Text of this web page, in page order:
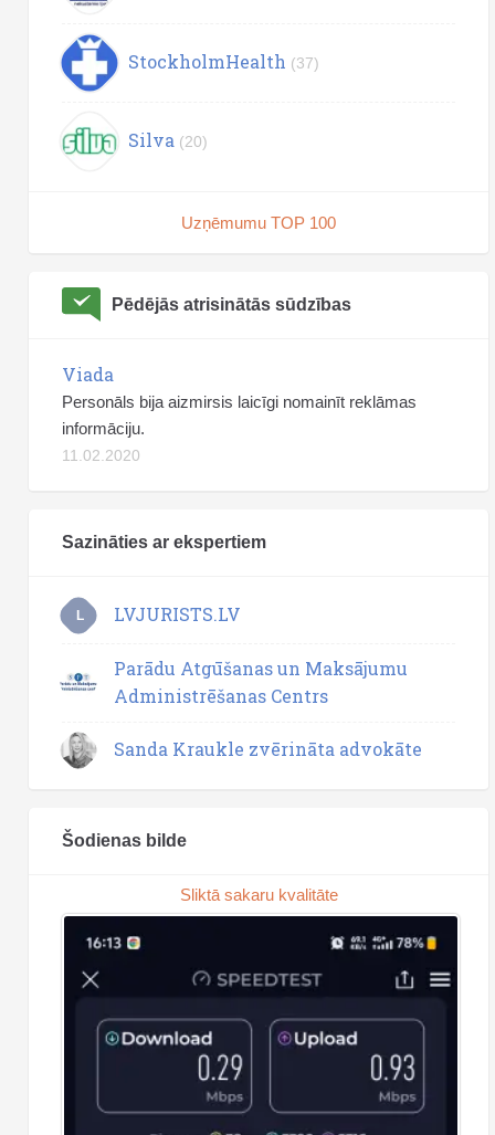
StockholmHealth (37)
Silva (20)
Uzņēmumu TOP 100
Pēdējās atrisinātās sūdzības
Viada
Personāls bija aizmirsis laicīgi nomainīt reklāmas
informāciju.
11.02.2020
Sazināties ar ekspertiem
L LVJURISTS.LV
Parādu Atgūšanas un Maksājumu
Administrēšanas Centrs
Sanda Kraukle zvērināta advokāte
Šodienas bilde
Sliktā sakaru kvalitāte